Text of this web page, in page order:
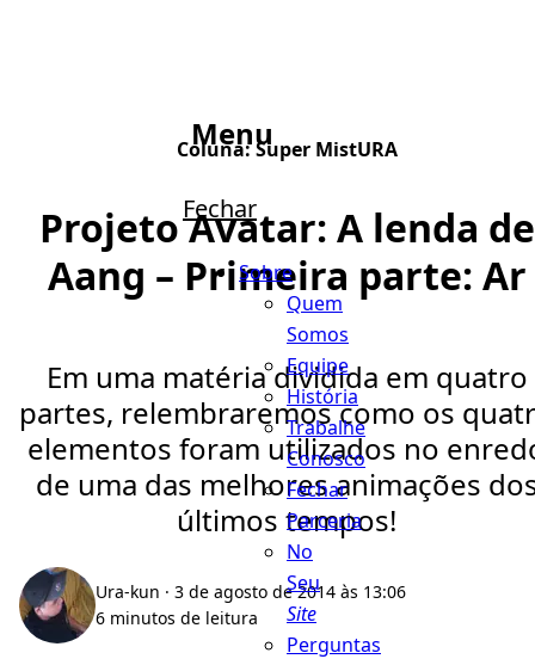
Menu
Fechar
Sobre
Quem
Somos
Equipe
História
Trabalhe
Conosco
Fechar
Parceria
No
Seu
Site
Perguntas
Coluna:Super MistURA
Projeto Avatar: A lenda de
Aang – Primeira parte: Ar
Em uma matéria dividida em quatro
partes, relembraremos como os
elementos foram utilizados no
de uma das melhores animações
últimos tempos!
Ura-kun · 3 de agosto de 2014 às 13:06
6 minutos de leitura